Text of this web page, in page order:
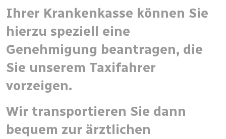
Ihrer Krankenkasse können Sie
hierzu speziell eine
Genehmigung beantragen, die
Sie unserem Taxifahrer
vorzeigen.
Wir transportieren Sie dann
bequem zur ärztlichen